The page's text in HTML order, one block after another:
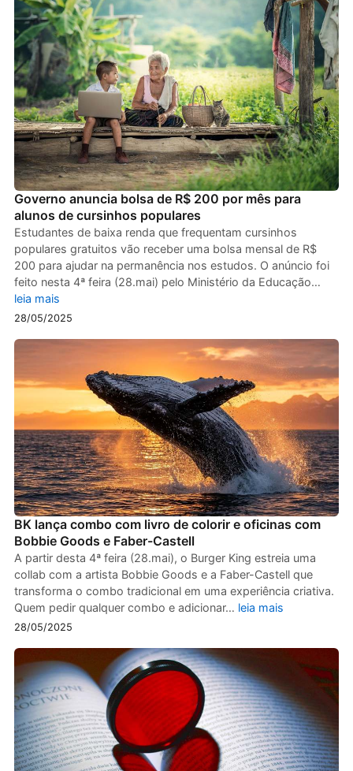
Governo anuncia bolsa de R$ 200 por mês para
alunos de cursinhos populares
Estudantes de baixa renda que frequentam cursinhos
populares gratuitos vão receber uma bolsa mensal de R$
200 para ajudar na permanência nos estudos. O anúncio foi
feito nesta 4ª feira (28.mai) pelo Ministério da Educação…
leia mais
28/05/2025
BK lança combo com livro de colorir e oficinas com
Bobbie Goods e Faber-Castell
A partir desta 4ª feira (28.mai), o Burger King estreia uma
collab com a artista Bobbie Goods e a Faber-Castell que
transforma o combo tradicional em uma experiência criativa.
Quem pedir qualquer combo e adicionar… leia mais
28/05/2025